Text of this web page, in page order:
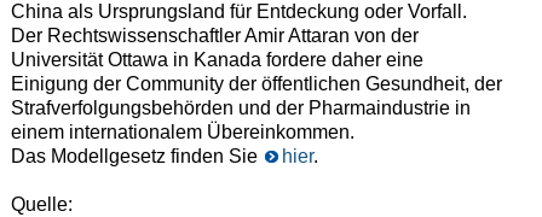
China als Ursprungsland für Entdeckung oder Vorfall.
Der Rechtswissenschaftler Amir Attaran von der
Universität Ottawa in Kanada fordere daher eine
Einigung der Community der öffentlichen Gesundheit, der
Strafverfolgungsbehörden und der Pharmaindustrie in
einem internationalem Übereinkommen.
Das Modellgesetz finden Sie
hier.
Quelle: